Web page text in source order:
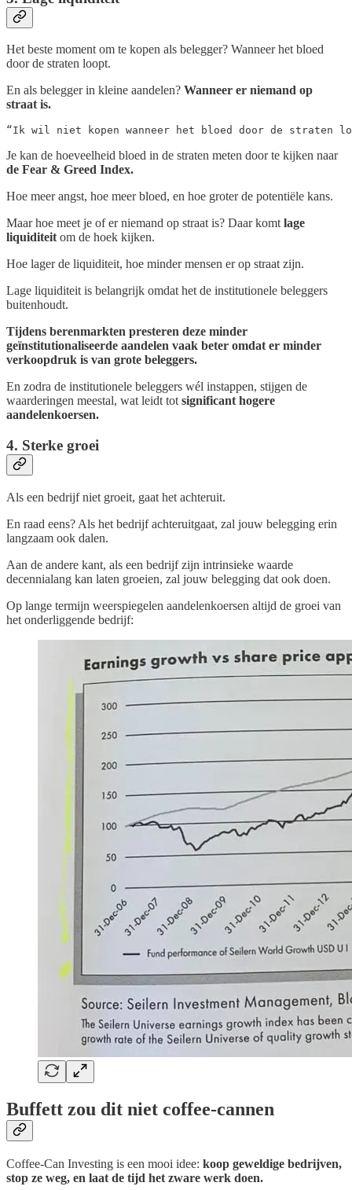
Het beste moment om te kopen als belegger? Wanneer het bloed
door de straten loopt.
En als belegger in kleine aandelen? Wanneer er niemand op
straat is.
“Ik wil niet kopen wanneer het bloed door de straten
Je kan de hoeveelheid bloed in de straten meten door te kijken naar
de Fear & Greed Index.
Hoe meer angst, hoe meer bloed, en hoe groter de potentiële kans.
Maar hoe meet je of er niemand op straat is? Daar komtlage
liquiditeitom de hoek kijken.
Hoe lager de liquiditeit, hoe minder mensen er op straat zijn.
Lage liquiditeit is belangrijk omdat het de institutionele beleggers
buitenhoudt.
Tijdens berenmarkten presteren deze minder
geïnstitutionaliseerde aandelen vaak beter omdat er minder
verkoopdruk is van grote beleggers.
En zodra de institutionele beleggers wél instappen, stijgen de
waarderingen meestal, wat leidt totsignificant hogere
aandelenkoersen.
4. Sterke groei
Als een bedrijf niet groeit, gaat het achteruit.
En raad eens? Als het bedrijf achteruitgaat, zal jouw belegging erin
langzaam ook dalen.
Aan de andere kant, als een bedrijf zijn intrinsieke waarde
decennialang kan laten groeien, zal jouw belegging dat ook doen.
Op lange termijn weerspiegelen aandelenkoersen altijd de groei van
het onderliggende bedrijf:
Buffett zou dit niet coffee-cannen
Coffee-Can Investing is een mooi idee: koop geweldige bedrijven,
stop ze weg, en laat de tijd het zware werk doen.